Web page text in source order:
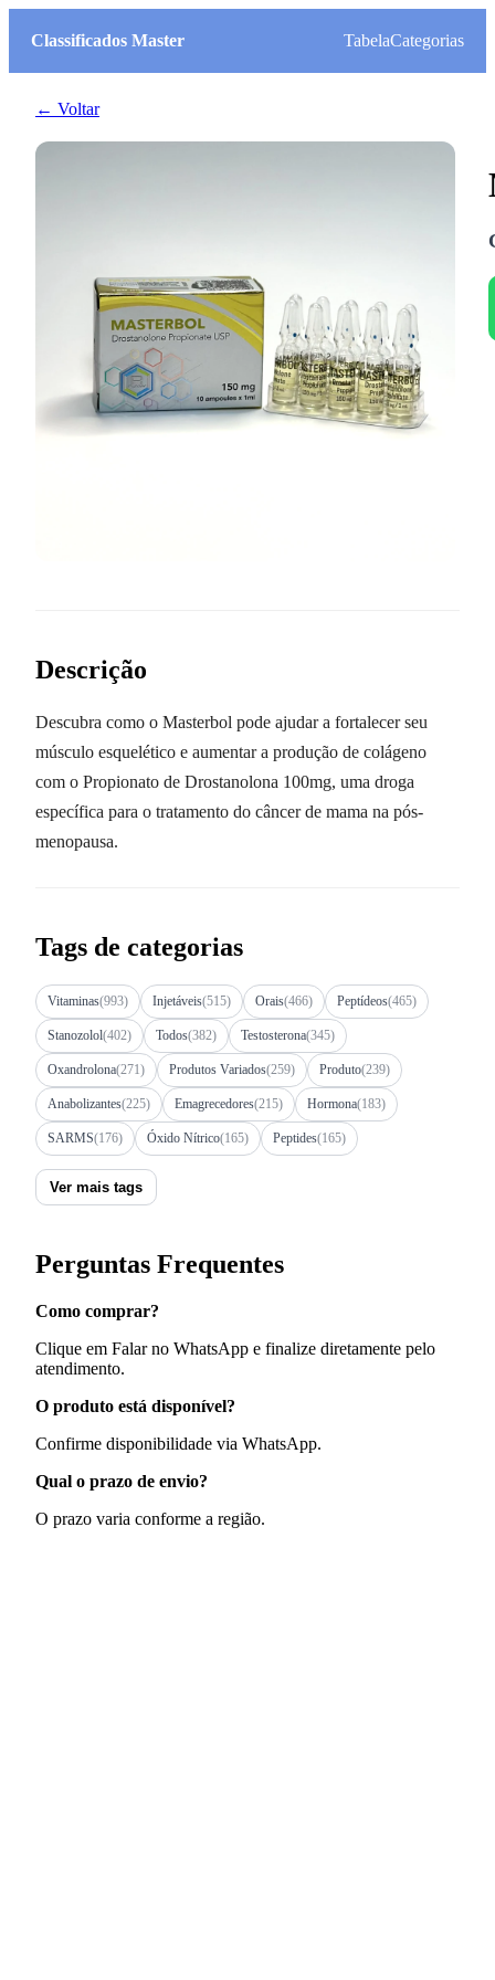
Classificados Master TabelaCategorias
← Voltar
Descrição
Descubra como o Masterbol pode ajudar a fortalecer seu
músculo esquelético e aumentar a produção de colágeno
com o Propionato de Drostanolona 100mg, uma droga
específica para o tratamento do câncer de mama na pós-
menopausa.
Tags de categorias
Vitaminas(993) Injetáveis(515) Orais(466) Peptídeos(465)
Stanozolol(402) Todos(382) Testosterona(345)
Oxandrolona(271) Produtos Variados(259) Produto(239)
Anabolizantes(225) Emagrecedores(215) Hormona(183)
SARMS(176) Óxido Nítrico(165) Peptides(165)
Ver mais tags
Perguntas Frequentes
Como comprar?
Clique em Falar no WhatsApp e finalize diretamente pelo
atendimento.
O produto está disponível?
Confirme disponibilidade via WhatsApp.
Qual o prazo de envio?
O prazo varia conforme a região.